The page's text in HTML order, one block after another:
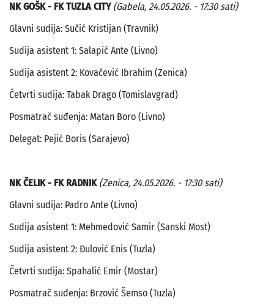
NK GOŠK - FK TUZLA CITY (Gabela, 24.05.2026. - 17:30 sati)
Glavni sudija: Sučić Kristijan (Travnik)
Sudija asistent 1: Salapić Ante (Livno)
Sudija asistent 2: Kovačević Ibrahim (Zenica)
Četvrti sudija: Tabak Drago (Tomislavgrad)
Posmatrač suđenja: Matan Boro (Livno)
Delegat: Pejić Boris (Sarajevo)
NK ČELIK - FK RADNIK (Zenica, 24.05.2026. - 17:30 sati)
Glavni sudija: Padro Ante (Livno)
Sudija asistent 1: Mehmedović Samir (Sanski Most)
Sudija asistent 2: Đulović Enis (Tuzla)
Četvrti sudija: Spahalić Emir (Mostar)
Posmatrač suđenja: Brzović Šemso (Tuzla)